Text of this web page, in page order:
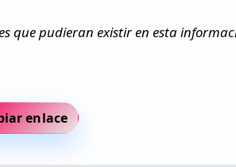
que pudieran existir en esta
enlace